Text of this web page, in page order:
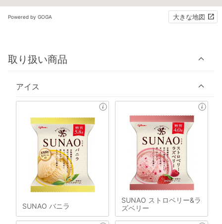
Powered by GOGA 大きな地図
取り扱い商品
アイス
SUNAO バニラ
SUNAO ストロベリー&ラ
ズベリー